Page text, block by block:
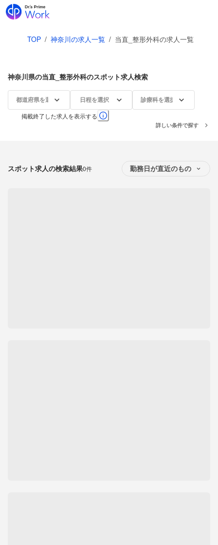
TOP / 神奈川の求人一覧 / 当直_整形外科の求人一覧
神奈川県の当直_整形外科のスポット求人検索
都道府県を選択 日程を選択 診療科を選択
掲載終了した求人を表示する
詳しい条件で探す
スポット求人の検索結果0件 勤務日が直近のもの